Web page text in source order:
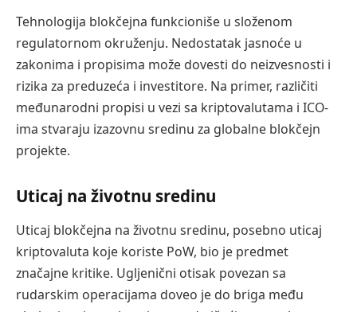
Tehnologija blokčejna funkcioniše u složenom
regulatornom okruženju. Nedostatak jasnoće u
zakonima i propisima može dovesti do neizvesnosti i
rizika za preduzeća i investitore. Na primer, različiti
međunarodni propisi u vezi sa kriptovalutama i ICO-
ima stvaraju izazovnu sredinu za globalne blokčejn
projekte.
Uticaj na životnu sredinu
Uticaj blokčejna na životnu sredinu, posebno uticaj
kriptovaluta koje koriste PoW, bio je predmet
značajne kritike. Ugljenični otisak povezan sa
rudarskim operacijama doveo je do briga među